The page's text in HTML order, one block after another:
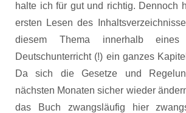
halte ich für gut und richtig. Dennoch
ersten Lesen des
diesem Thema innerhalb
Deutschunterricht (!) ein ganzes
Da sich die Gesetze und
nächsten Monaten sicher wieder
das Buch zwangsläufig hier